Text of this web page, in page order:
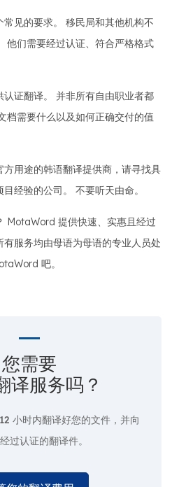
常见的要求。 移民局和其他机构不
他们需要经过认证、符合严格格式
证翻译。 并非所有自由职业者都
档需要什么以及如何正确交付的值
用途的韩语翻译提供商，请寻找具
经验的公司。 不要听天由命。
MotaWord 提供快速、实惠且经过
服务均由母语为母语的专业人员处
吧。
您需要
译服务吗？
12 小时内翻译好您的文件，并向
过认证的翻译件。